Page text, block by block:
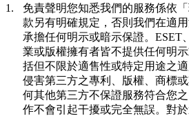
1.
免責聲明您知悉我們的服務係依
款另有明確規定，否則我們在適
承擔任何明示或暗示保證。ESET
業或版權擁有者皆不提供任何明
括但不限於適售性或特定用途之
侵害第三方之專利、版權、商標
何其他第三方不保證服務符合您
作不會引起干擾或完全無誤。對